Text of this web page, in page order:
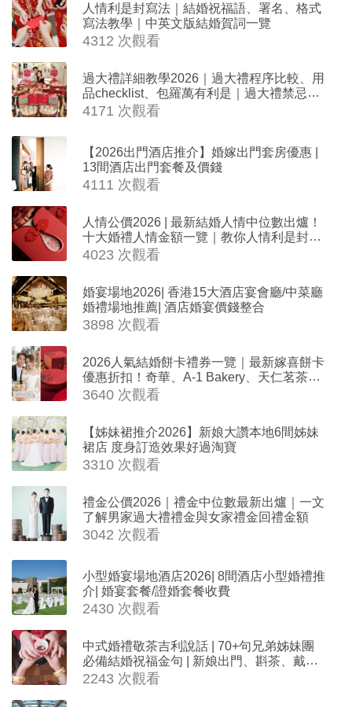
人情利是封寫法｜結婚祝福語、署名、格式
寫法教學｜中英文版結婚賀詞一覽
4312 次觀看
過大禮詳細教學2026｜過大禮程序比較、用
品checklist、包羅萬有利是｜過大禮禁忌及
吉祥說話
4171 次觀看
【2026出門酒店推介】婚嫁出門套房優惠 |
13間酒店出門套餐及價錢
4111 次觀看
人情公價2026 | 最新結婚人情中位數出爐！
十大婚禮人情金額一覽｜教你人情利是封寫
法
4023 次觀看
婚宴場地2026| 香港15大酒店宴會廳/中菜廳
婚禮場地推薦| 酒店婚宴價錢整合
3898 次觀看
2026人氣結婚餅卡禮券一覽｜最新嫁喜餅卡
優惠折扣！奇華、A-1 Bakery、天仁茗茶、
ROYCE'、Paul Lafayet、agnès b.
3640 次觀看
【姊妹裙推介2026】新娘大讚本地6間姊妹
裙店 度身訂造效果好過淘寶
3310 次觀看
禮金公價2026｜禮金中位數最新出爐｜一文
了解男家過大禮禮金與女家禮金回禮金額
3042 次觀看
小型婚宴場地酒店2026| 8間酒店小型婚禮推
介| 婚宴套餐/證婚套餐收費
2430 次觀看
中式婚禮敬茶吉利說話 | 70+句兄弟姊妹團
必備結婚祝福金句 | 新娘出門、斟茶、戴金
器時金句
2243 次觀看